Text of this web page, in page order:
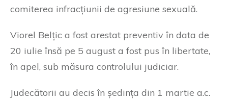
comiterea infracțiunii de agresiune sexuală.
Viorel Belțic a fost arestat preventiv în data de
20 iulie însă pe 5 august a fost pus în libertate,
în apel, sub măsura controlului judiciar.
Judecătorii au decis în ședința din 1 martie a.c.